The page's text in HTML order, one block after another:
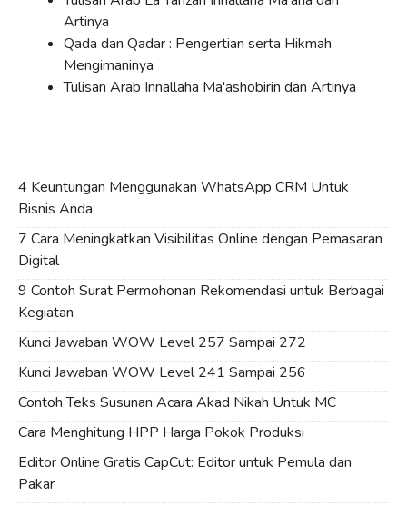
Artinya
Qada dan Qadar : Pengertian serta Hikmah
Mengimaninya
Tulisan Arab Innallaha Ma'ashobirin dan Artinya
4 Keuntungan Menggunakan WhatsApp CRM Untuk
Bisnis Anda
7 Cara Meningkatkan Visibilitas Online dengan Pemasaran
Digital
9 Contoh Surat Permohonan Rekomendasi untuk Berbagai
Kegiatan
Kunci Jawaban WOW Level 257 Sampai 272
Kunci Jawaban WOW Level 241 Sampai 256
Contoh Teks Susunan Acara Akad Nikah Untuk MC
Cara Menghitung HPP Harga Pokok Produksi
Editor Online Gratis CapCut: Editor untuk Pemula dan
Pakar